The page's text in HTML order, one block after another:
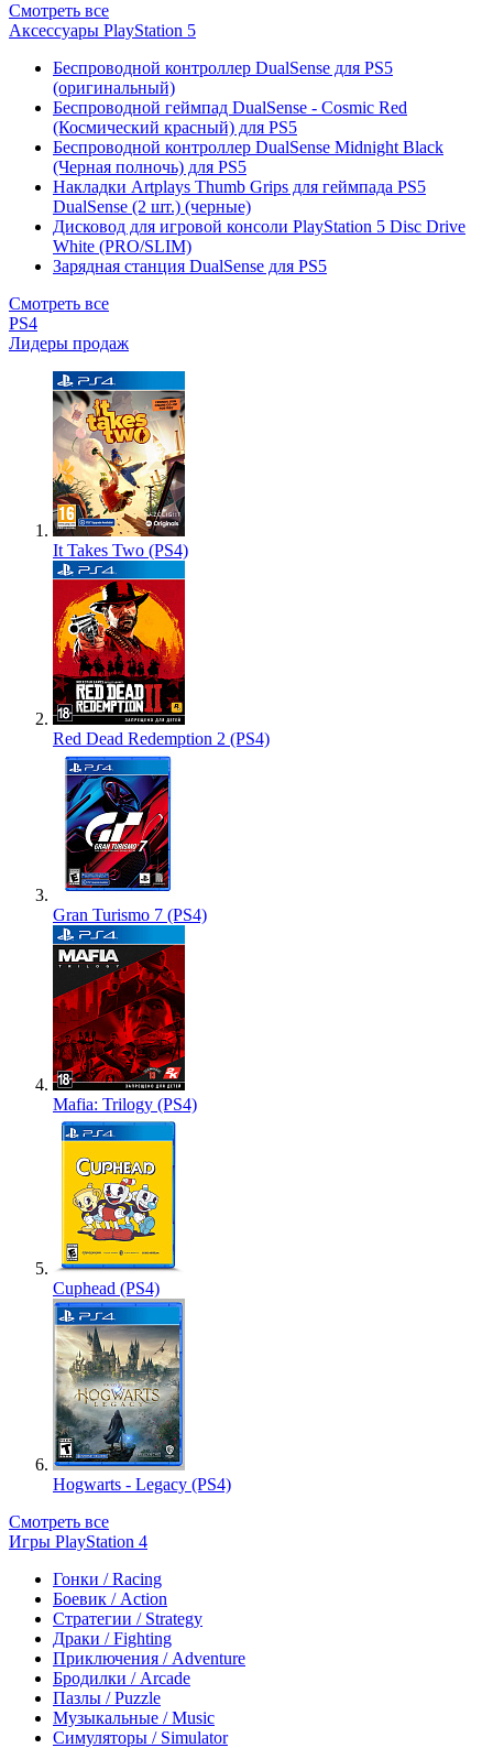
Смотреть все
Аксессуары PlayStation 5
Беспроводной контроллер DualSense для PS5
(оригинальный)
Беспроводной геймпад DualSense - Cosmic Red
(Космический красный) для PS5
Беспроводной контроллер DualSense Midnight Black
(Черная полночь) для PS5
Накладки Artplays Thumb Grips для геймпада PS5
DualSense (2 шт.) (черные)
Дисковод для игровой консоли PlayStation 5 Disc Drive
White (PRO/SLIM)
Зарядная станция DualSense для PS5
Смотреть все
PS4
Лидеры продаж
It Takes Two (PS4)
Red Dead Redemption 2 (PS4)
Gran Turismo 7 (PS4)
Mafia: Trilogy (PS4)
Cuphead (PS4)
Hogwarts - Legacy (PS4)
Смотреть все
Игры PlayStation 4
Гонки / Racing
Боевик / Action
Стратегии / Strategy
Драки / Fighting
Приключения / Adventure
Бродилки / Arcade
Пазлы / Puzzle
Музыкальные / Music
Симуляторы / Simulator